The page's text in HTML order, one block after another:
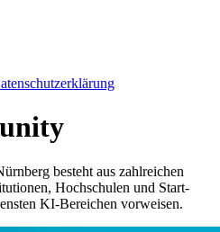
besteht aus zahlreichen
Hochschulen und Start-
KI-Bereichen vorweisen.